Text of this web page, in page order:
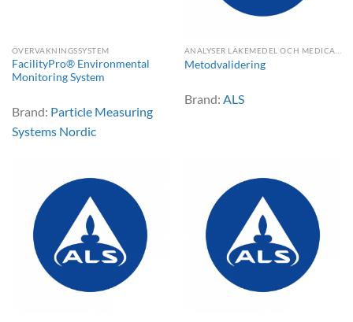
ÖVERVAKNINGSSYSTEM
FacilityPro® Environmental
Monitoring System
Brand: Particle Measuring
Systems Nordic
Metodvalidering
Brand: ALS